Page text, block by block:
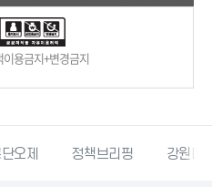
용금지+변경금지
정책브리핑 강원더몰